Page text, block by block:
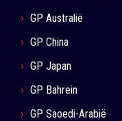
GP Australië
GP China
GP Japan
GP Bahrein
GP Saoedi-Arabië